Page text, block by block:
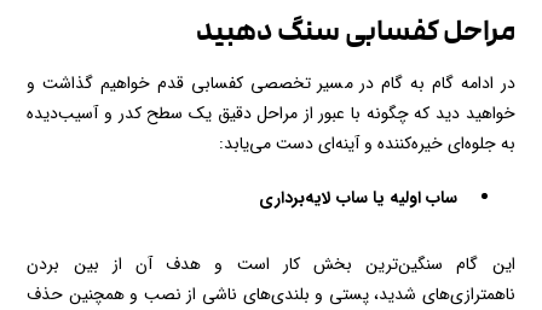
مراحل کفسابی سنگ دهبید
در ادامه گام به گام در مسیر تخصصی کفسابی قدم خواهیم گذاشت و
خواهید دید که چگونه با عبور از مراحل دقیق یک سطح کدر و آسیب‌دیده
به جلوه‌ای خیره‌کننده و آینه‌ای دست می‌یابد:
ساب اولیه یا ساب لایه‌برداری
این گام سنگین‌ترین بخش کار است و هدف آن از بین بردن
ناهمترازی‌های شدید، پستی و بلندی‌های ناشی از نصب و همچنین حذف